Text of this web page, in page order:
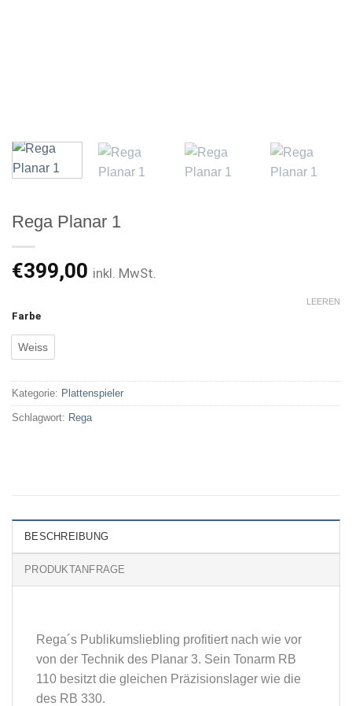
Rega Planar 1
€399,00 inkl. MwSt.
Farbe
Weiss
LEEREN
Kategorie: Plattenspieler
Schlagwort: Rega
BESCHREIBUNG
PRODUKTANFRAGE
Rega´s Publikumsliebling profitiert nach wie vor
von der Technik des Planar 3. Sein Tonarm RB
110 besitzt die gleichen Präzisionslager wie die
des RB 330.